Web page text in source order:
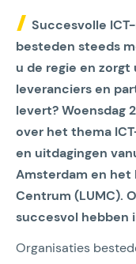
Succesvolle
besteden steeds
u de regie en
leveranciers en
levert? Woensdag
over het thema
en uitdagingen
Amsterdam en het
Centrum (LUMC).
succesvol hebben
Organisaties